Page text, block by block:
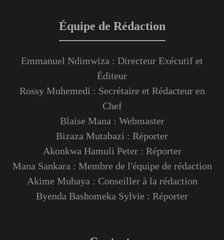
Équipe de Rédaction
Emmanuel Ndimwiza : Directeur Exécutif et
Éditeur
Rossy Muhemedi : Secrétaire et Rédacteur en
Chef
Blaise Mana : Webmaster
Bizaza Mutabazi : Réporter
Akonkwa Hamuli Peter : Réporter
Mana Sankara : Membre de l'équipe de rédaction
Akime Muhaya : Conseiller à la rédaction
Byenda Bashomeka Sylvie : Réporter